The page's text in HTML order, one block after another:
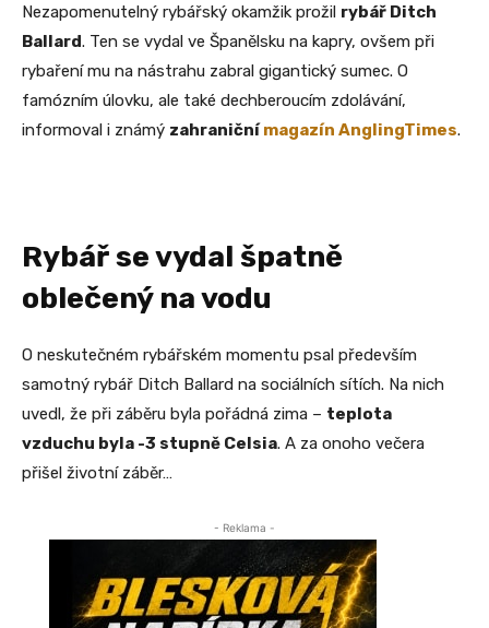
Nezapomenutelný rybářský okamžik prožil rybář Ditch
Ballard. Ten se vydal ve Španělsku na kapry, ovšem při
rybaření mu na nástrahu zabral gigantický sumec. O
famózním úlovku, ale také dechberoucím zdolávání,
informoval i známý zahraničnímagazín AnglingTimes.
Rybář se vydal špatně
oblečený na vodu
O neskutečném rybářském momentu psal především
samotný rybář Ditch Ballard na sociálních sítích. Na nich
uvedl, že při záběru byla pořádná zima – teplota
vzduchu byla -3 stupně Celsia. A za onoho večera
přišel životní záběr…
- Reklama -